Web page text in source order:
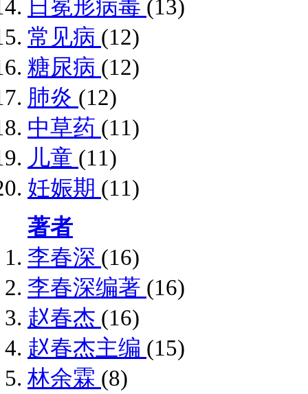
日冕形病毒 (13)
常见病 (12)
糖尿病 (12)
肺炎 (12)
中草药 (11)
儿童 (11)
妊娠期 (11)
著者
李春深 (16)
李春深编著 (16)
赵春杰 (16)
赵春杰主编 (15)
林余霖 (8)